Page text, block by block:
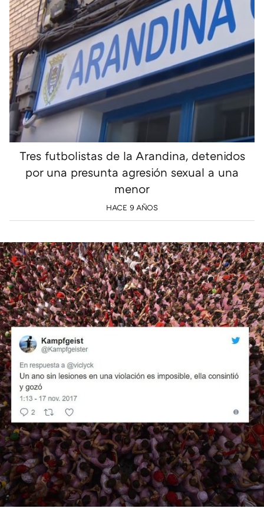
Tres futbolistas de la Arandina, detenidos
por una presunta agresión sexual a una
menor
HACE 9 AÑOS